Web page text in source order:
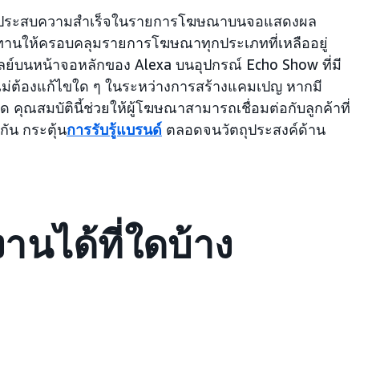
ะสบความสำเร็จในรายการโฆษณาบนจอแสดงผล
านให้ครอบคลุมรายการโฆษณาทุกประเภทที่เหลืออยู่
นหน้าจอหลักของ Alexa บนอุปกรณ์ Echo Show ที่มี
องแก้ไขใด ๆ ในระหว่างการสร้างแคมเปญ หากมี
คุณสมบัตินี้ช่วยให้ผู้โฆษณาสามารถเชื่อมต่อกับลูกค้าที่
น กระตุ้นการรับรู้แบรนด์ ตลอดจนวัตถุประสงค์ด้าน
นได้ที่ใดบ้าง